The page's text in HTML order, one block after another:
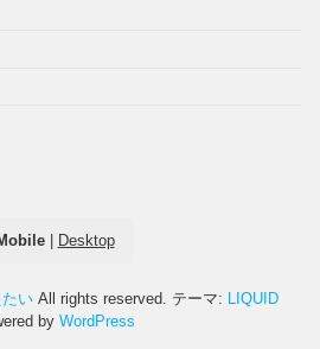
| Desktop
たいAll rights reserved. テーマ: LIQUID
by WordPress